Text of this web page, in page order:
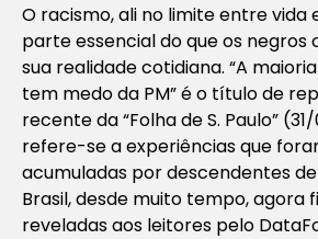
O racismo, ali no limite entre vida
parte essencial do que os
sua realidade cotidiana. “A
tem medo da PM” é o título de
recente da “Folha de S. Paulo”
refere-se a experiências que
acumuladas por descendentes
Brasil, desde muito tempo, agora
reveladas aos leitores pelo